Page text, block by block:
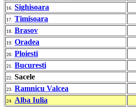
16. Sighisoara
17. Timisoara
18. Brasov
19. Oradea
20. Ploiesti
21. Bucuresti
22. Sacele
23. Ramnicu Valcea
24. Alba Iulia